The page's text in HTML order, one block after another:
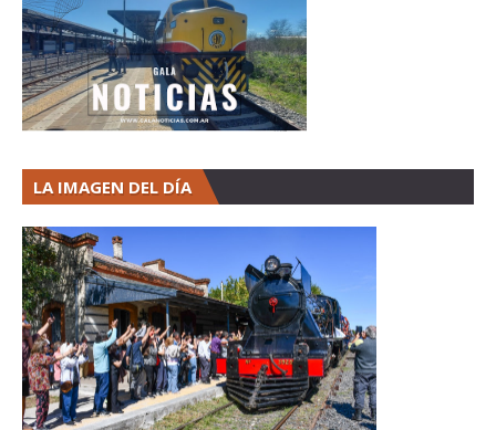
LA IMAGEN DEL DÍA